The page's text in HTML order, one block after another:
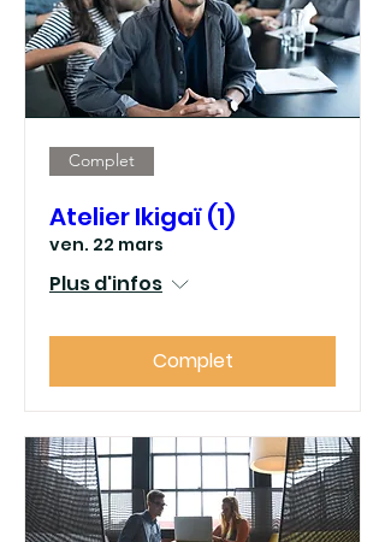
Complet
Atelier Ikigaï (1)
ven. 22 mars
Plus d'infos
Complet